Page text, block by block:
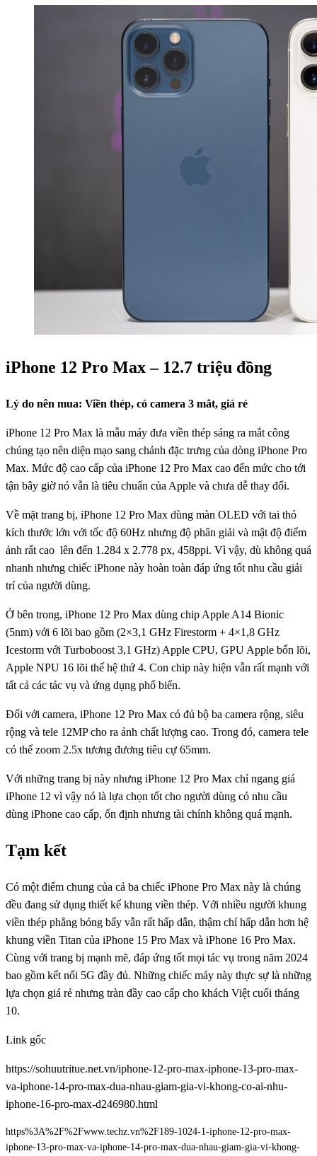
iPhone 12 Pro Max – 12.7 triệu đồng
Lý do nên mua: Viền thép, có camera 3 mắt, giá rẻ
iPhone 12 Pro Max là mẫu máy đưa viền thép sáng ra mắt công
chúng tạo nên diện mạo sang chảnh đặc trưng của dòng iPhone Pro
Max. Mức độ cao cấp của iPhone 12 Pro Max cao đến mức cho tới
tận bây giờ nó vẫn là tiêu chuẩn của Apple và chưa dễ thay đổi.
Về mặt trang bị, iPhone 12 Pro Max dùng màn OLED với tai thỏ
kích thước lớn với tốc độ 60Hz nhưng độ phân giải và mật độ điểm
ảnh rất cao lên đến 1.284 x 2.778 px, 458ppi. Vì vậy, dù không quá
nhanh nhưng chiếc iPhone này hoàn toàn đáp ứng tốt nhu cầu giải
trí của người dùng.
Ở bên trong, iPhone 12 Pro Max dùng chip Apple A14 Bionic
(5nm) với 6 lõi bao gồm (2×3,1 GHz Firestorm + 4×1,8 GHz
Icestorm với Turboboost 3,1 GHz) Apple CPU, GPU Apple bốn lõi,
Apple NPU 16 lõi thế hệ thứ 4. Con chip này hiện vẫn rất mạnh với
tất cả các tác vụ và ứng dụng phổ biến.
Đối với camera, iPhone 12 Pro Max có đủ bộ ba camera rộng, siêu
rộng và tele 12MP cho ra ảnh chất lượng cao. Trong đó, camera tele
có thể zoom 2.5x tương đương tiêu cự 65mm.
Với những trang bị này nhưng iPhone 12 Pro Max chỉ ngang giá
iPhone 12 vì vậy nó là lựa chọn tốt cho người dùng có nhu cầu
dùng iPhone cao cấp, ổn định nhưng tài chính không quá mạnh.
Tạm kết
Có một điểm chung của cả ba chiếc iPhone Pro Max này là chúng
đều đang sử dụng thiết kế khung viền thép. Với nhiều người khung
viền thép phẳng bóng bẩy vẫn rất hấp dẫn, thậm chí hấp dẫn hơn hệ
khung viền Titan của iPhone 15 Pro Max và iPhone 16 Pro Max.
Cùng với trang bị mạnh mẽ, đáp ứng tốt mọi tác vụ trong năm 2024
bao gồm kết nối 5G đầy đủ. Những chiếc máy này thực sự là những
lựa chọn giá rẻ nhưng tràn đầy cao cấp cho khách Việt cuối tháng
10.
Link gốc
https://sohuutritue.net.vn/iphone-12-pro-max-iphone-13-pro-max-
va-iphone-14-pro-max-dua-nhau-giam-gia-vi-khong-co-ai-nhu-
iphone-16-pro-max-d246980.html
https%3A%2F%2Fwww.techz.vn%2F189-1024-1-iphone-12-pro-max-
iphone-13-pro-max-va-iphone-14-pro-max-dua-nhau-giam-gia-vi-khong-